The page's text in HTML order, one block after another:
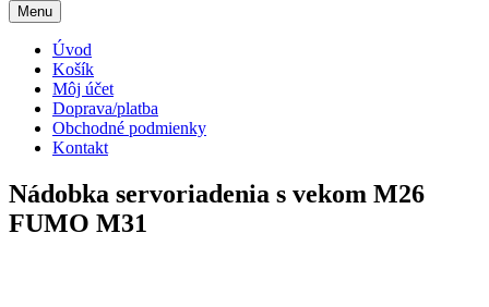
Menu
Úvod
Košík
Môj účet
Doprava/platba
Obchodné podmienky
Kontakt
Nádobka servoriadenia s vekom M26
FUMO M31